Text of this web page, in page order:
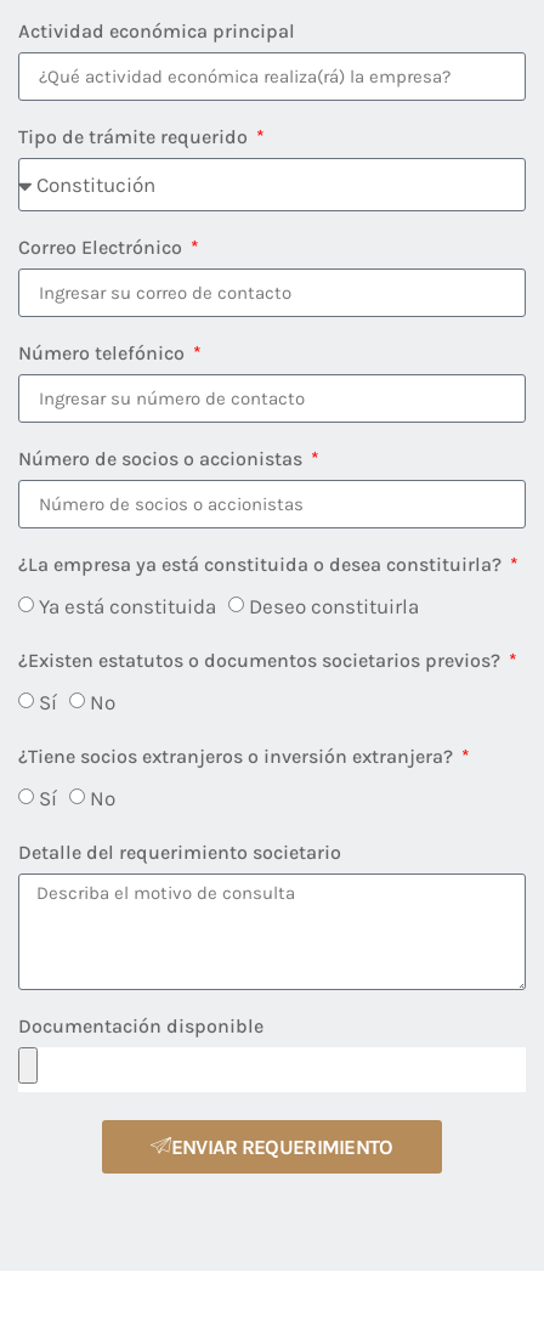
Actividad económica principal
Tipo de trámite requerido
Correo Electrónico
Número telefónico
Número de socios o accionistas
¿La empresa ya está constituida o desea constituirla?
Ya está constituida Deseo constituirla
¿Existen estatutos o documentos societarios previos?
Sí No
¿Tiene socios extranjeros o inversión extranjera?
Sí No
Detalle del requerimiento societario
Documentación disponible
ENVIAR REQUERIMIENTO